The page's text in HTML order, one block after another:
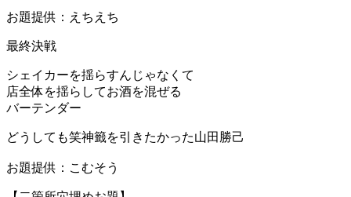
お題提供：えちえち
最終決戦
シェイカーを揺らすんじゃなくて
店全体を揺らしてお酒を混ぜる
バーテンダー
どうしても笑神籤を引きたかった山田勝己
お題提供：こむそう